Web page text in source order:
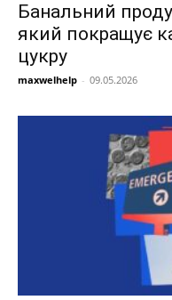
Банальний
який покращує
цукру
maxwelhelp - 09.05.2026